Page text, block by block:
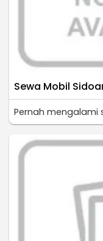
Sewa Mobil
Pernah mengalami